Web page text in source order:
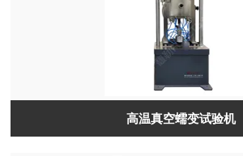
高温真空蠕变试验机